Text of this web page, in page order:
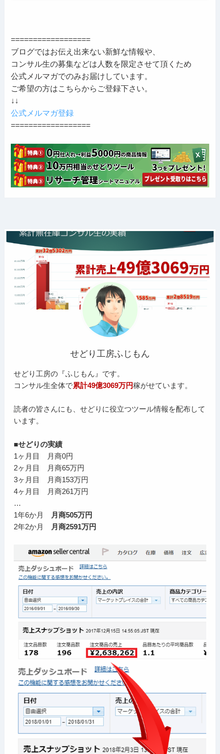
==================
ブログではお伝え出来ない新鮮な情報や、
コンサル生の募集などは人数を限定させて頂くため
公式メルマガでのみお届けしています。
ご希望の方はこちらからご登録下さい。
↓↓
公式メルマガ登録
==================
せどり工房ふじもん
せどり工房の『ふじもん』です。
コンサル生全体で累計49億3069万円稼がせています。
読者の皆さんにも、せどりに役立つツール情報を配布して
います。
■せどりの実績
1ヶ月目 月商0円
2ヶ月目 月商65万円
3ヶ月目 月商153万円
4ヶ月目 月商261万円
…
1年6か月
月商505万円
2年2か月
月商2591万円